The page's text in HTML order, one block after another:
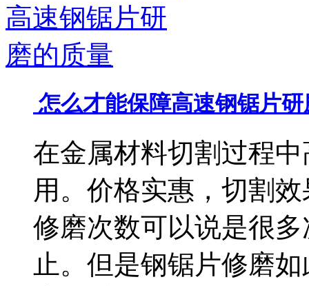
怎么才能保障高速钢锯片
在金属材料切割过程
用。价格实惠，切割
修磨次数可以说是很
止。但是钢锯片修磨